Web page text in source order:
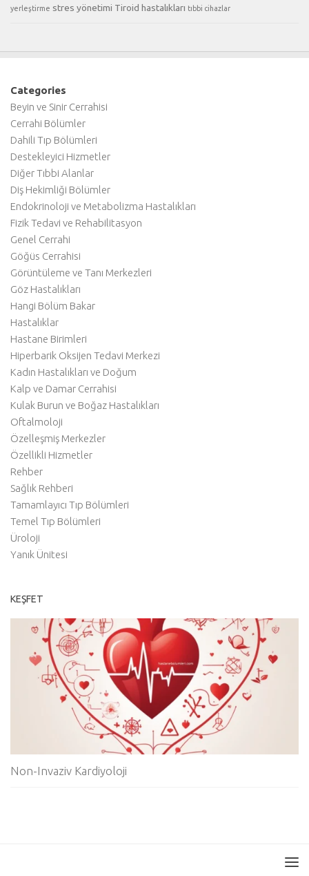
yerleştirme stres yönetimi Tiroid hastalıkları tıbbi cihazlar
Categories
Beyin ve Sinir Cerrahisi
Cerrahi Bölümler
Dahili Tıp Bölümleri
Destekleyici Hizmetler
Diğer Tıbbi Alanlar
Diş Hekimliği Bölümler
Endokrinoloji ve Metabolizma Hastalıkları
Fizik Tedavi ve Rehabilitasyon
Genel Cerrahi
Göğüs Cerrahisi
Görüntüleme ve Tanı Merkezleri
Göz Hastalıkları
Hangi Bölüm Bakar
Hastalıklar
Hastane Birimleri
Hiperbarik Oksijen Tedavi Merkezi
Kadın Hastalıkları ve Doğum
Kalp ve Damar Cerrahisi
Kulak Burun ve Boğaz Hastalıkları
Oftalmoloji
Özelleşmiş Merkezler
Özellikli Hizmetler
Rehber
Sağlık Rehberi
Tamamlayıcı Tıp Bölümleri
Temel Tıp Bölümleri
Üroloji
Yanık Ünitesi
KEŞFET
Non-Invaziv Kardiyoloji